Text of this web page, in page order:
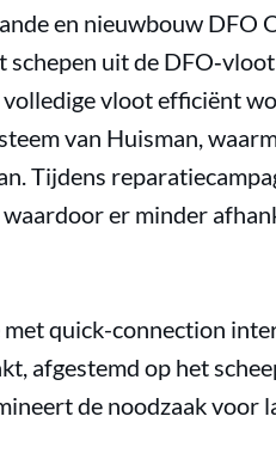
en nieuwbouw DFO
uit de
vloot efficiënt
van Huisman,
Tijdens
er minder
quick-connection
afgestemd op het
de noodzaak voor